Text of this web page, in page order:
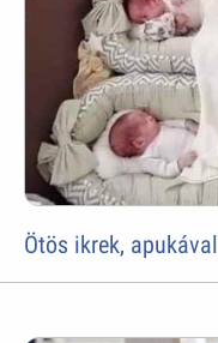
Ötös ikrek, apukával